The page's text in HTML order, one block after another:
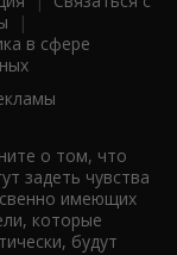
|
в сфере
о том, что
задеть чувства
имеющих
которые
будут